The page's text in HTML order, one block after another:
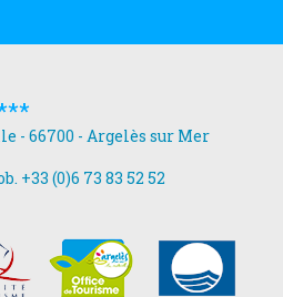
- 66700 - Argelès sur Mer
+33 (0)6 73 83 52 52